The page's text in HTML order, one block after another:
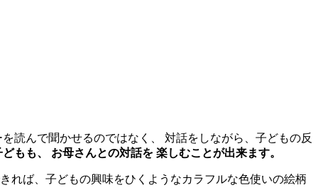
読んで聞かせるのではなく、 対話をしながら、子どもの反
もも、 お母さんとの対話を 楽しむことが出来ます。
れば、子どもの興味をひくようなカラフルな色使いの絵柄